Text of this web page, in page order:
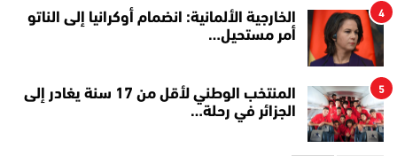
4
الخارجية الألمانية: انضمام أوكرانيا إلى الناتو
أمر مستحيل…
5
المنتخب الوطني لأقل من 17 سنة يغادر إلى
الجزائر في رحلة…